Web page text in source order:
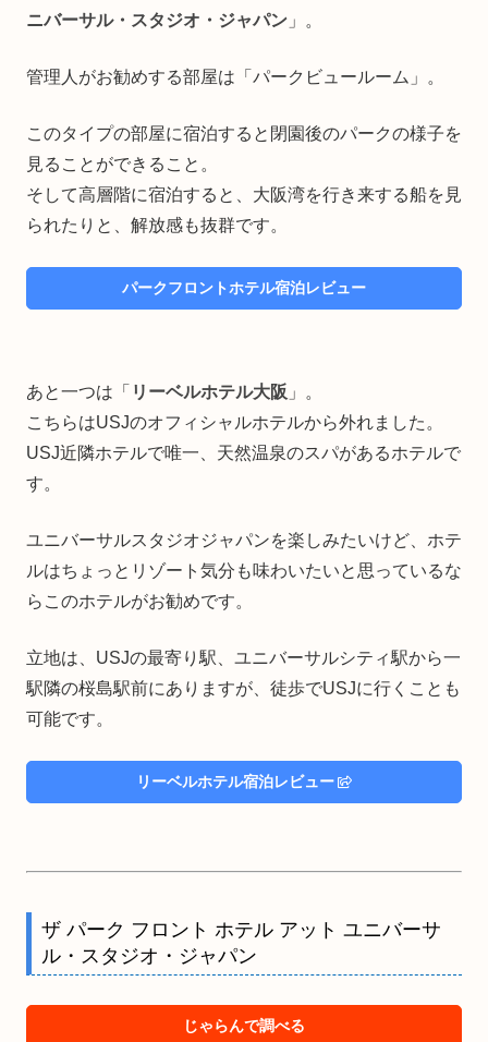
ニバーサル・スタジオ・ジャパン 」。
管理人がお勧めする部屋は「パークビュールーム」。
このタイプの部屋に宿泊すると閉園後のパークの様子を
見ることができること。
そして高層階に宿泊すると、大阪湾を行き来する船を見
られたりと、解放感も抜群です。
パークフロントホテル宿泊レビュー
あと一つは「 リーベルホテル大阪 」。
こちらはUSJのオフィシャルホテルから外れました。
USJ近隣ホテルで唯一、天然温泉のスパがあるホテルで
す。
ユニバーサルスタジオジャパンを楽しみたいけど、ホテ
ルはちょっとリゾート気分も味わいたいと思っているな
らこのホテルがお勧めです。
立地は、USJの最寄り駅、ユニバーサルシティ駅から一
駅隣の桜島駅前にありますが、徒歩でUSJに行くことも
可能です。
リーベルホテル宿泊レビュー
ザ パーク フロント ホテル アット ユニバーサ
ル・スタジオ・ジャパン
じゃらんで調べる